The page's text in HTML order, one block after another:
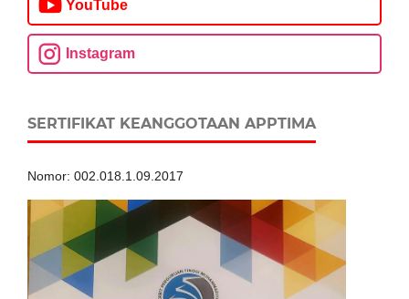
YouTube
Instagram
SERTIFIKAT KEANGGOTAAN APPTIMA
Nomor: 002.018.1.09.2017